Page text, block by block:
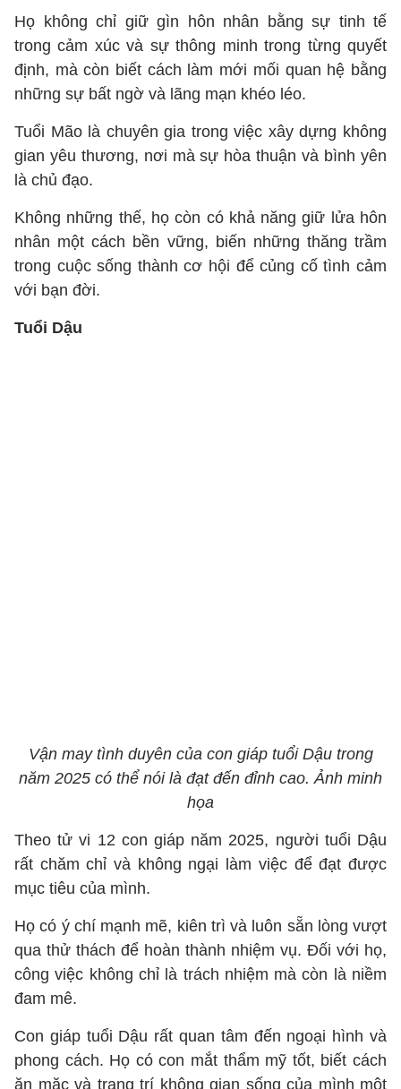
Họ không chỉ giữ gìn hôn nhân bằng sự tinh tế
trong cảm xúc và sự thông minh trong từng quyết
định, mà còn biết cách làm mới mối quan hệ bằng
những sự bất ngờ và lãng mạn khéo léo.
Tuổi Mão là chuyên gia trong việc xây dựng không
gian yêu thương, nơi mà sự hòa thuận và bình yên
là chủ đạo.
Không những thế, họ còn có khả năng giữ lửa hôn
nhân một cách bền vững, biến những thăng trầm
trong cuộc sống thành cơ hội để củng cố tình cảm
với bạn đời.
Tuổi Dậu
Vận may tình duyên của con giáp tuổi Dậu trong
năm 2025 có thể nói là đạt đến đỉnh cao. Ảnh minh
họa
Theo tử vi 12 con giáp năm 2025, người tuổi Dậu
rất chăm chỉ và không ngại làm việc để đạt được
mục tiêu của mình.
Họ có ý chí mạnh mẽ, kiên trì và luôn sẵn lòng vượt
qua thử thách để hoàn thành nhiệm vụ. Đối với họ,
công việc không chỉ là trách nhiệm mà còn là niềm
đam mê.
Con giáp tuổi Dậu rất quan tâm đến ngoại hình và
phong cách. Họ có con mắt thẩm mỹ tốt, biết cách
ăn mặc và trang trí không gian sống của mình một